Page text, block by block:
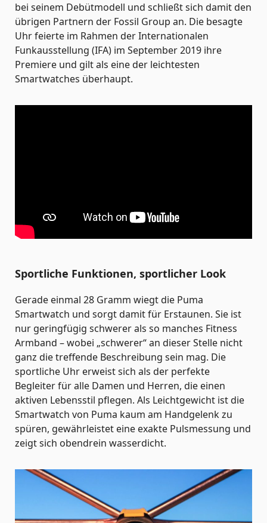
bei seinem Debütmodell und schließt sich damit den
übrigen Partnern der Fossil Group an. Die besagte
Uhr feierte im Rahmen der Internationalen
Funkausstellung (IFA) im September 2019 ihre
Premiere und gilt als eine der leichtesten
Smartwatches überhaupt.
Sportliche Funktionen, sportlicher Look
Gerade einmal 28 Gramm wiegt die Puma
Smartwatch und sorgt damit für Erstaunen. Sie ist
nur geringfügig schwerer als so manches Fitness
Armband – wobei „schwerer“ an dieser Stelle nicht
ganz die treffende Beschreibung sein mag. Die
sportliche Uhr erweist sich als der perfekte
Begleiter für alle Damen und Herren, die einen
aktiven Lebensstil pflegen. Als Leichtgewicht ist die
Smartwatch von Puma kaum am Handgelenk zu
spüren, gewährleistet eine exakte Pulsmessung und
zeigt sich obendrein wasserdicht.